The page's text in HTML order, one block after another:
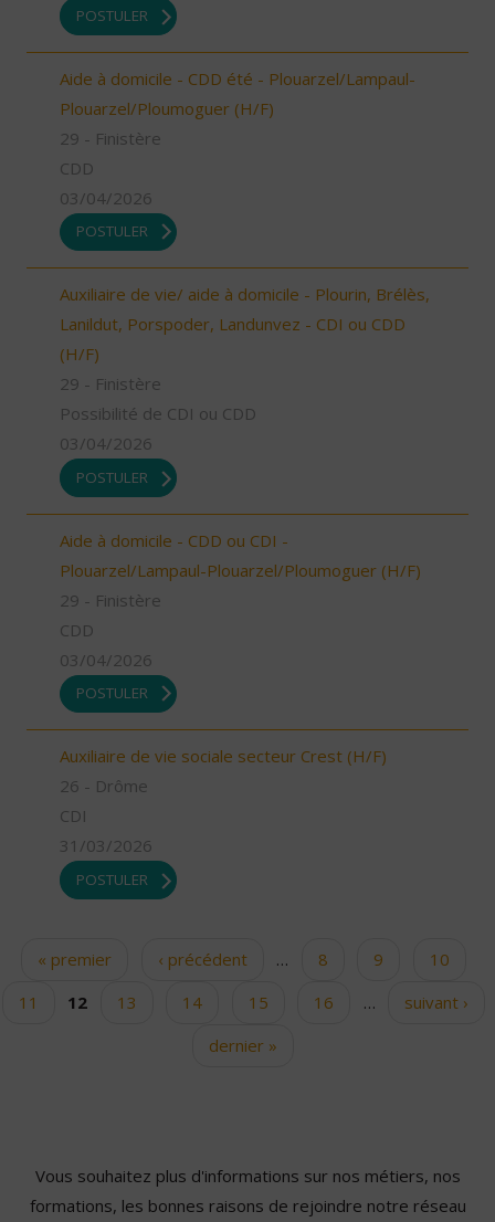
POSTULER
Aide à domicile - CDD été - Plouarzel/Lampaul-
Plouarzel/Ploumoguer (H/F)
29 - Finistère
CDD
03/04/2026
POSTULER
Auxiliaire de vie/ aide à domicile - Plourin, Brélès,
Lanildut, Porspoder, Landunvez - CDI ou CDD
(H/F)
29 - Finistère
Possibilité de CDI ou CDD
03/04/2026
POSTULER
Aide à domicile - CDD ou CDI -
Plouarzel/Lampaul-Plouarzel/Ploumoguer (H/F)
29 - Finistère
CDD
03/04/2026
POSTULER
Auxiliaire de vie sociale secteur Crest (H/F)
26 - Drôme
CDI
31/03/2026
POSTULER
Pages« premier ‹ précédent … 8 9
10
11
12 13 14 15 16 …
suivant ›
dernier »
Vous souhaitez plus d'informations sur nos métiers, nos
formations, les bonnes raisons de rejoindre notre réseau